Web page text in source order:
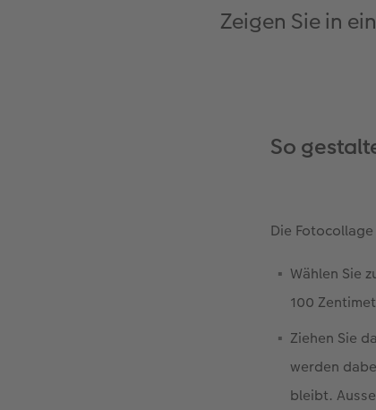
Zeigen Sie in
So
Die
Wählen Sie
100
Ziehen Sie
werden
bleibt.